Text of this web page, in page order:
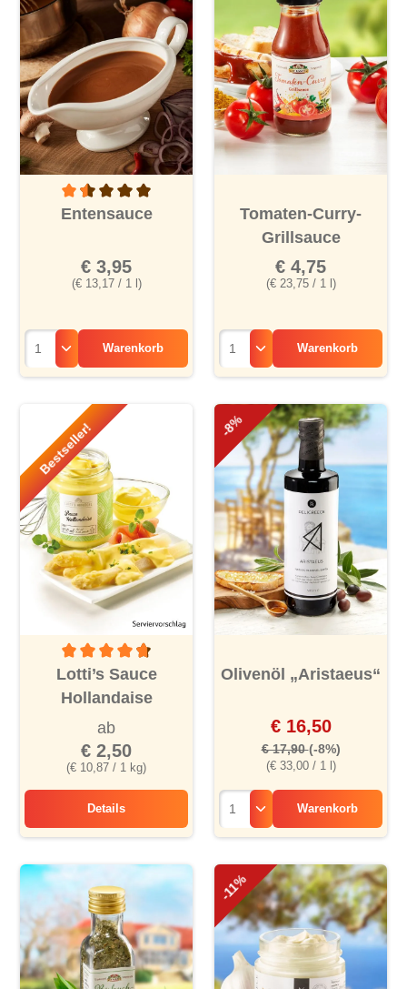
Durchschnittliche Bewertung von 1.5 von 5 Sternen
Entensauce
(€ 13,17 / 1 l)
€ 3,95
Warenkorb
Tomaten-Curry-
Grillsauce
(€ 23,75 / 1 l)
€ 4,75
Warenkorb
Bestseller!
Durchschnittliche Bewertung von 4.6 von 5 Sternen
Lotti’s Sauce
Hollandaise
(€ 10,87 / 1 kg)
ab
€ 2,50
Details
Lotti’s Sauce Hollandaise
-8%
Olivenöl „Aristaeus“
(€ 33,00 / 1 l)
€ 16,50
€ 17,90(-8%)
Warenkorb
-11%